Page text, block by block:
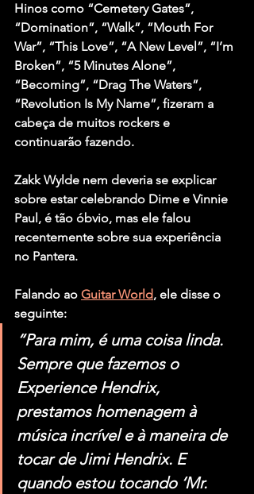
Hinos como “Cemetery Gates”,
“Domination”, “Walk”, “Mouth For
War”, “This Love”, “A New Level”, “I’m
Broken”, “5 Minutes Alone”,
“Becoming”, “Drag The Waters”,
“Revolution Is My Name”, fizeram a
cabeça de muitos rockers e
continuarão fazendo.
Zakk Wylde nem deveria se explicar
sobre estar celebrando Dime e Vinnie
Paul, é tão óbvio, mas ele falou
recentemente sobre sua experiência
no Pantera.
Falando ao Guitar World, ele disse o
seguinte:
“Para mim, é uma coisa linda.
Sempre que fazemos o
Experience Hendrix,
prestamos homenagem à
música incrível e à maneira de
tocar de Jimi Hendrix. E
quando estou tocando ‘Mr.